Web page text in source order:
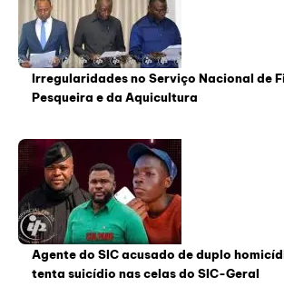
Irregularidades no Serviço Nacional de
Pesqueira e da Aquicultura
Agente do SIC acusado de duplo
tenta suicídio nas celas do SIC-Geral